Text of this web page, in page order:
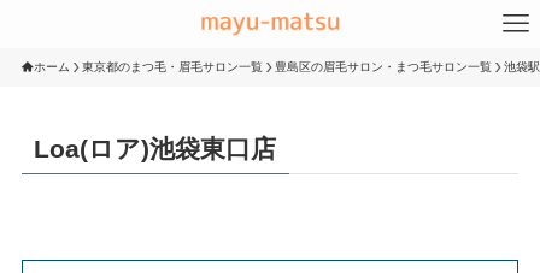
ホーム 東京都のまつ毛・眉毛サロン一覧 豊島区の眉毛サロン・まつ毛サロン一覧 池袋
Loa(ロア)池袋東口店